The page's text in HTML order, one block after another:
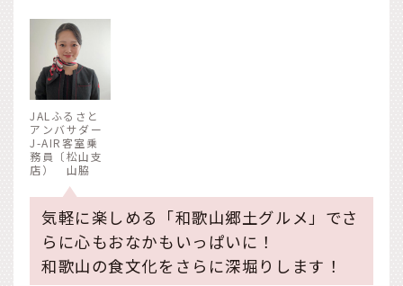
JALふるさと
アンバサダー
J-AIR客室乗
務員〔松山支
店） 山脇
気軽に楽しめる「和歌山郷土グルメ」でさ
らに心もおなかもいっぱいに！
和歌山の食文化をさらに深堀りします！